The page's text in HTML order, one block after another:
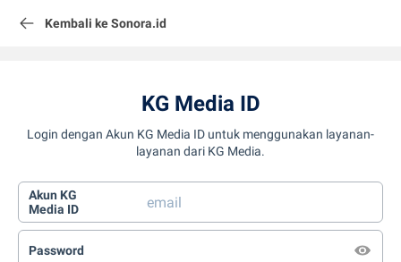
Kembali ke Sonora.id
KG Media ID
Login dengan Akun KG Media ID untuk menggunakan layanan-
layanan dari KG Media.
Akun KG
Media ID
Password